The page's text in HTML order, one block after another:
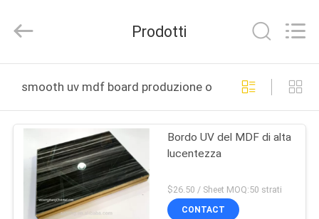
PRODOTTI
CIRCA
Setting
Decorating
All
Reserved.
Prodotti
smooth uv mdf board produzione online
Bordo UV del MDF di alta
lucentezza
$26.50 / Sheet MOQ:50 strati
CONTACT